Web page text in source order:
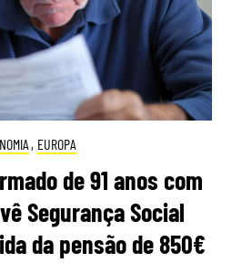
, EUROPA
de 91 anos com
Segurança Social
da pensão de 850€